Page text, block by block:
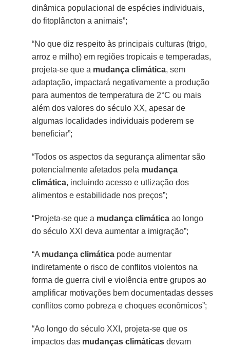
dinâmica populacional de espécies individuais,
do fitoplâncton a animais”;
“No que diz respeito às principais culturas (trigo,
arroz e milho) em regiões tropicais e temperadas,
projeta-se que a mudança climática, sem
adaptação, impactará negativamente a produção
para aumentos de temperatura de 2°C ou mais
além dos valores do século XX, apesar de
algumas localidades individuais poderem se
beneficiar”;
“Todos os aspectos da segurança alimentar são
potencialmente afetados pela mudança
climática, incluindo acesso e utlização dos
alimentos e estabilidade nos preços”;
“Projeta-se que a mudança climática ao longo
do século XXI deva aumentar a imigração”;
“A mudança climática pode aumentar
indiretamente o risco de conflitos violentos na
forma de guerra civil e violência entre grupos ao
amplificar motivações bem documentadas desses
conflitos como pobreza e choques econômicos”;
“Ao longo do século XXI, projeta-se que os
impactos das mudanças climáticas devam